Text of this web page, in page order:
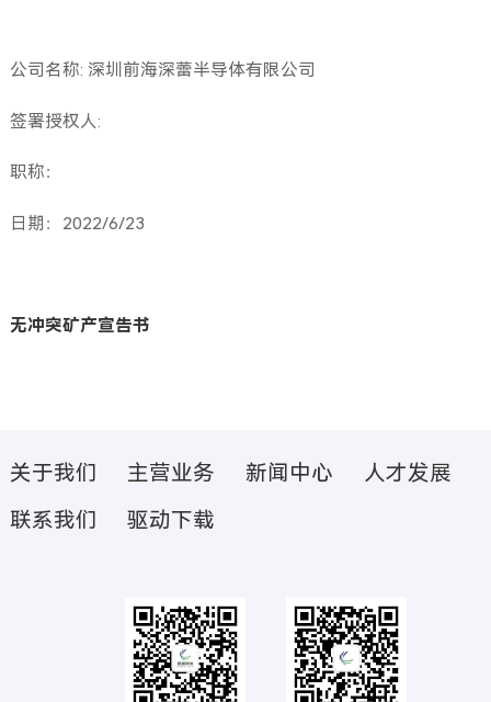
公司名称: 深圳前海深蕾半导体有限公司
签署授权人:
职称：
日期：2022/6/23
无冲突矿产宣告书
关于我们 主营业务 新闻中心
人才发展
联系我们
驱动下载